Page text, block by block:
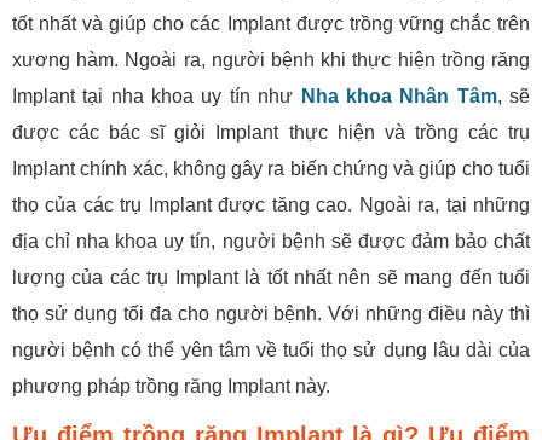
tốt nhất và giúp cho các Implant được trồng vững chắc trên
xương hàm. Ngoài ra, người bệnh khi thực hiện trồng răng
Implant tại nha khoa uy tín như Nha khoa Nhân Tâm, sẽ
được các bác sĩ giỏi Implant thực hiện và trồng các trụ
Implant chính xác, không gây ra biến chứng và giúp cho tuổi
thọ của các trụ Implant được tăng cao. Ngoài ra, tại những
địa chỉ nha khoa uy tín, người bệnh sẽ được đảm bảo chất
lượng của các trụ Implant là tốt nhất nên sẽ mang đến tuổi
thọ sử dụng tối đa cho người bệnh. Với những điều này thì
người bệnh có thể yên tâm về tuổi thọ sử dụng lâu dài của
phương pháp trồng răng Implant này.